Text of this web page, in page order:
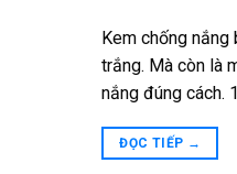
Kem chống
trắng. Mà còn là
nắng đúng cách.
ĐỌC TIẾP →